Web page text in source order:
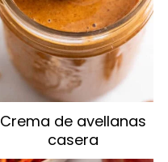
Crema de avellanas
casera